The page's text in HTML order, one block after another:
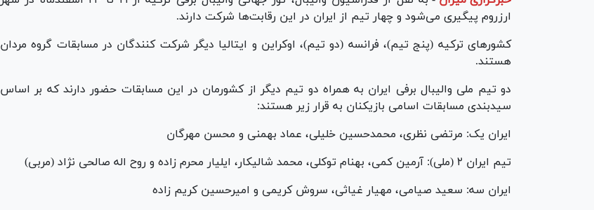
ارزروم پیگیری می‌شود و چهار تیم از ایران در این رقابت‌ها شرکت دارند.
کشور‌های ترکیه (پنج تیم)، فرانسه (دو تیم)، اوکراین و ایتالیا دیگر شرکت کنندگان در مسابقات گروه مردان
هستند.
دو تیم ملی والیبال برفی ایران به همراه دو تیم دیگر از کشورمان در این مسابقات حضور دارند که بر اساس
سیدبندی مسابقات اسامی بازیکنان به قرار زیر هستند:
ایران یک: مرتضی نظری، محمدحسین خلیلی، عماد بهمنی و محسن مهرگان
تیم ایران ۲ (ملی): آرمین کمی، بهنام توکلی، محمد شالیکار، ایلیار محرم زاده و روح اله صالحی نژاد (مربی)
ایران سه: سعید صیامی، مهیار غیاثی، سروش کریمی و امیرحسین کریم زاده